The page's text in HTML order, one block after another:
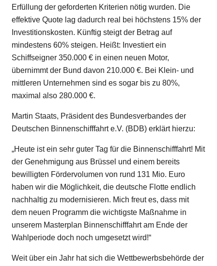
Erfüllung der geforderten Kriterien nötig wurden. Die
effektive Quote lag dadurch real bei höchstens 15% der
Investitionskosten. Künftig steigt der Betrag auf
mindestens 60% steigen. Heißt: Investiert ein
Schiffseigner 350.000 € in einen neuen Motor,
übernimmt der Bund davon 210.000 €. Bei Klein- und
mittleren Unternehmen sind es sogar bis zu 80%,
maximal also 280.000 €.
Martin Staats, Präsident des Bundesverbandes der
Deutschen Binnenschifffahrt e.V. (BDB) erklärt hierzu:
„Heute ist ein sehr guter Tag für die Binnenschifffahrt! Mit
der Genehmigung aus Brüssel und einem bereits
bewilligten Fördervolumen von rund 131 Mio. Euro
haben wir die Möglichkeit, die deutsche Flotte endlich
nachhaltig zu modernisieren. Mich freut es, dass mit
dem neuen Programm die wichtigste Maßnahme in
unserem Masterplan Binnenschifffahrt am Ende der
Wahlperiode doch noch umgesetzt wird!“
Weit über ein Jahr hat sich die Wettbewerbsbehörde der